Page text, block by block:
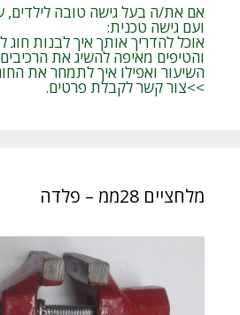
אם את/ה בעל גישה טובה לילדים,
ועם גישה טכנית:
אוכל להדריך אותך איך לבנות חוג
והטיפים מאיפה להשיג את
השיעור ואפילו איך לתמחר את
>>צור קשר לקבלת פרטים.
מלחציים 28ממ – פלדה